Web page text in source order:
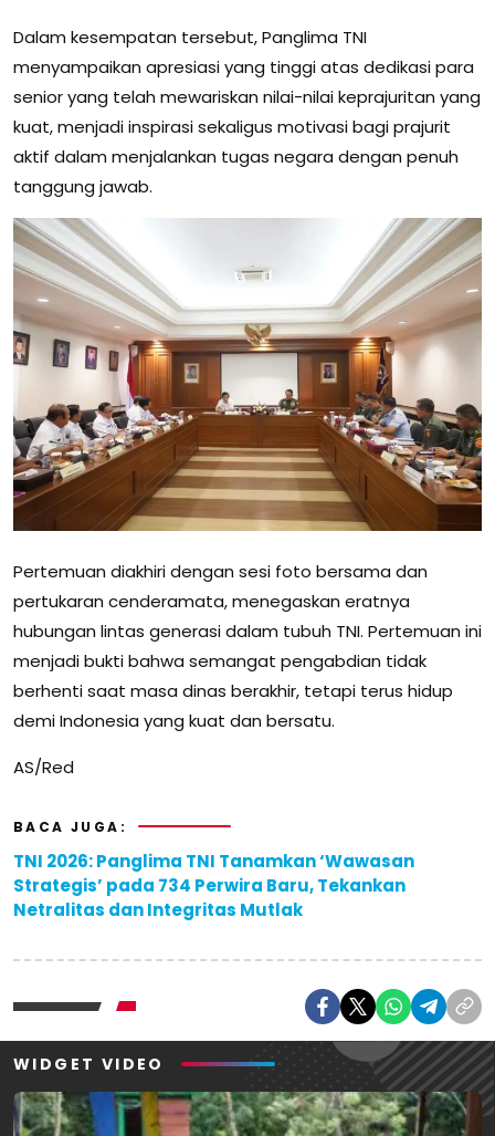
Dalam kesempatan tersebut, Panglima TNI
menyampaikan apresiasi yang tinggi atas dedikasi para
senior yang telah mewariskan nilai-nilai keprajuritan yang
kuat, menjadi inspirasi sekaligus motivasi bagi prajurit
aktif dalam menjalankan tugas negara dengan penuh
tanggung jawab.
Pertemuan diakhiri dengan sesi foto bersama dan
pertukaran cenderamata, menegaskan eratnya
hubungan lintas generasi dalam tubuh TNI. Pertemuan ini
menjadi bukti bahwa semangat pengabdian tidak
berhenti saat masa dinas berakhir, tetapi terus hidup
demi Indonesia yang kuat dan bersatu.
AS/Red
BACA JUGA:
TNI 2026: Panglima TNI Tanamkan ‘Wawasan
Strategis’ pada 734 Perwira Baru, Tekankan
Netralitas dan Integritas Mutlak
WIDGET VIDEO